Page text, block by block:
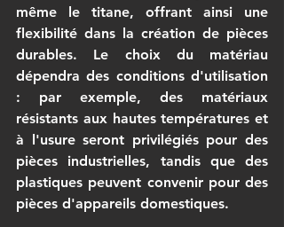
même le titane, offrant ainsi une
flexibilité dans la création de pièces
durables. Le choix du matériau
dépendra des conditions d'utilisation
: par exemple, des matériaux
résistants aux hautes températures et
à l'usure seront privilégiés pour des
pièces industrielles, tandis que des
plastiques peuvent convenir pour des
pièces d'appareils domestiques.